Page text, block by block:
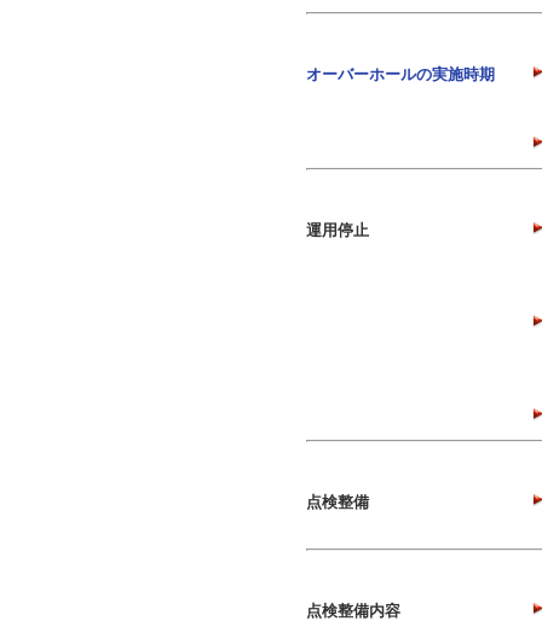
オーバーホールの実施時期
運用停止
点検整備
点検整備内容